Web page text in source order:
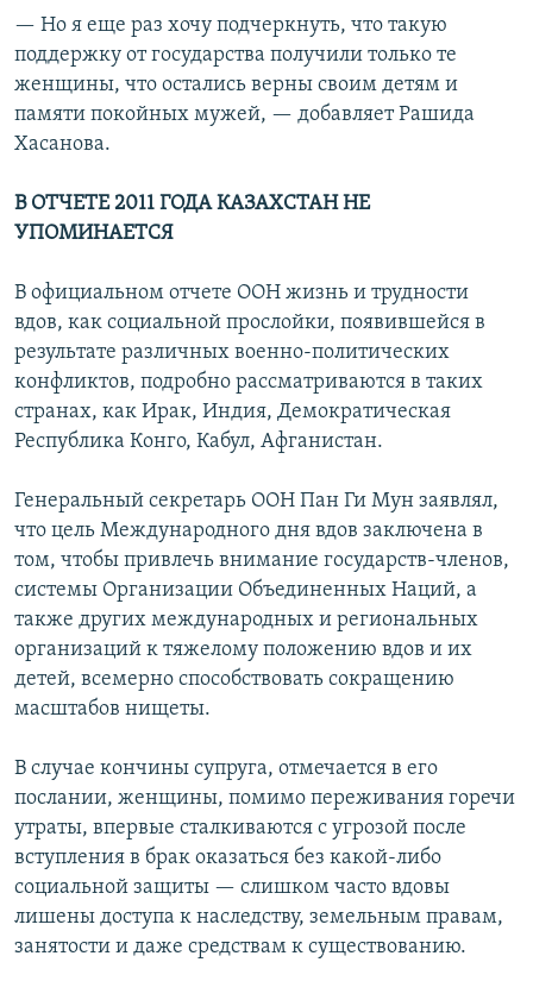
— Но я еще раз хочу подчеркнуть, что такую
поддержку от государства получили только те
женщины, что остались верны своим детям и
памяти покойных мужей, — добавляет Рашида
Хасанова.
В ОТЧЕТЕ 2011 ГОДА КАЗАХСТАН НЕ
УПОМИНАЕТСЯ
В официальном отчете ООН жизнь и трудности
вдов, как социальной прослойки, появившейся в
результате различных военно-политических
конфликтов, подробно рассматриваются в таких
странах, как Ирак, Индия, Демократическая
Республика Конго, Кабул, Афганистан.
Генеральный секретарь ООН Пан Ги Мун заявлял,
что цель Международного дня вдов заключена в
том, чтобы привлечь внимание государств-членов,
системы Организации Объединенных Наций, а
также других международных и региональных
организаций к тяжелому положению вдов и их
детей, всемерно способствовать сокращению
масштабов нищеты.
В случае кончины супруга, отмечается в его
послании, женщины, помимо переживания горечи
утраты, впервые сталкиваются с угрозой после
вступления в брак оказаться без какой-либо
социальной защиты — слишком часто вдовы
лишены доступа к наследству, земельным правам,
занятости и даже средствам к существованию.